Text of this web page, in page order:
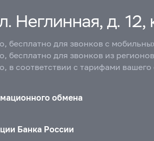
Неглинная, д.
бесплатно для звонков с
бесплатно для звонков из
в соответствии с тарифами
обмена
Банка России